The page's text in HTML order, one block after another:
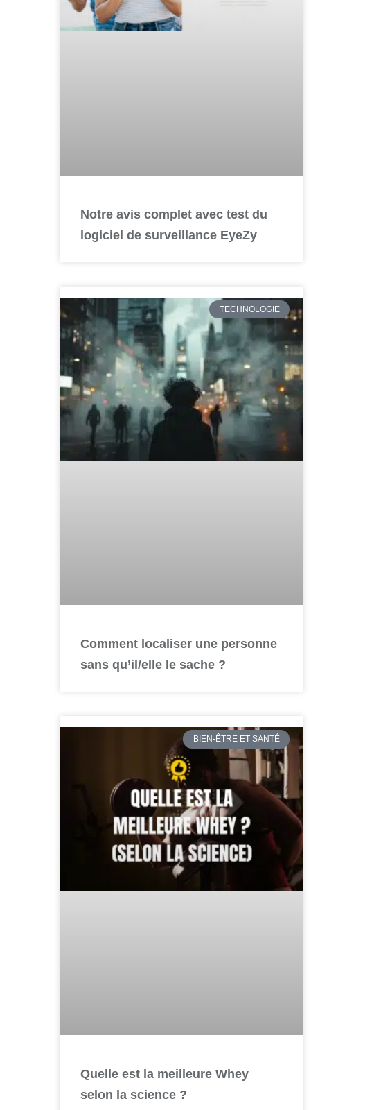
Notre avis complet avec test du
logiciel de surveillance EyeZy
TECHNOLOGIE
Comment localiser une personne
sans qu’il/elle le sache ?
BIEN-ÊTRE ET SANTÉ
Quelle est la meilleure Whey
selon la science ?